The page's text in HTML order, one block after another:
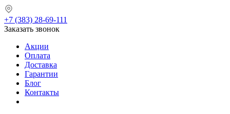
+7 (383) 28-69-111
Заказать звонок
Акции
Оплата
Доставка
Гарантии
Блог
Контакты